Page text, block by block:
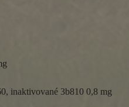
inaktivované 3b810 0,8 mg